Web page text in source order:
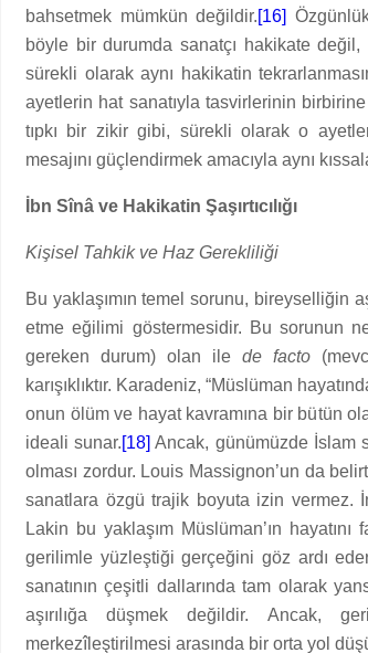
bahsetmek mümkün değildir.[16]
böyle bir durumda sanatçı hakikate
sürekli olarak aynı hakikatin
ayetlerin hat sanatıyla tasvirlerinin
tıpkı bir zikir gibi, sürekli olarak o
mesajını güçlendirmek amacıyla aynı
İbn Sînâ ve Hakikatin Şaşırtıcılığı
Kişisel Tahkik ve Haz Gerekliliği
Bu yaklaşımın temel sorunu, bireyselliğin
etme eğilimi göstermesidir. Bu sorunun
gereken durum) olan ile de facto
karışıklıktır. Karadeniz, “Müslüman
onun ölüm ve hayat kavramına bir bütün
ideali sunar.[18] Ancak, günümüzde İslam
olması zordur. Louis Massignon’un da
sanatlara özgü trajik boyuta izin vermez.
Lakin bu yaklaşım Müslüman’ın
gerilimle yüzleştiği gerçeğini göz ardı
sanatının çeşitli dallarında tam olarak
aşırılığa düşmek değildir. Ancak,
merkezîleştirilmesi arasında bir orta yol